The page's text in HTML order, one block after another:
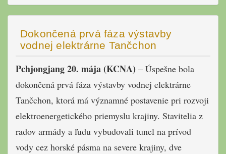
Dokončená prvá fáza výstavby
vodnej elektrárne Tančchon
Pchjongjang 20. mája (KCNA) – Úspešne bola
dokončená prvá fáza výstavby vodnej elektrárne
Tančchon, ktorá má významné postavenie pri rozvoji
elektroenergetického priemyslu krajiny. Stavitelia z
radov armády a ľudu vybudovali tunel na prívod
vody cez horské pásma na severe krajiny, dve